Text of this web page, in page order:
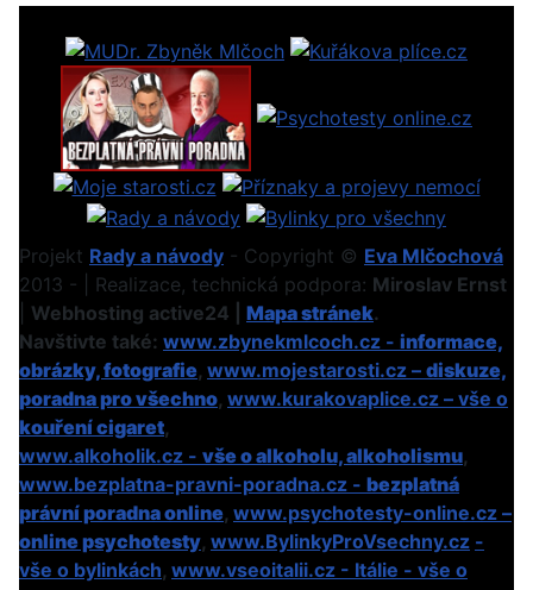
Projekt Rady a návody - Copyright © Eva Mlčochová
2013 - | Realizace, technická podpora: Miroslav Ernst
Webhosting active24 | Mapa stránek.
Navštivte také: www.zbynekmlcoch.cz - informace,
obrázky, fotografie, www.mojestarosti.cz – diskuze,
poradna pro všechno, www.kurakovaplice.cz – vše o
kouření cigaret,
www.alkoholik.cz - vše o alkoholu, alkoholismu,
www.bezplatna-pravni-poradna.cz - bezplatná
právní poradna online, www.psychotesty-online.cz –
online psychotesty, www.BylinkyProVsechny.cz -
vše o bylinkách, www.vseoitalii.cz - Itálie - vše o